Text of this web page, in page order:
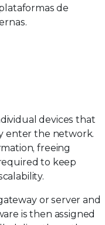
de
devices that
enter the network.
freeing
to keep
or server and
is then assigned